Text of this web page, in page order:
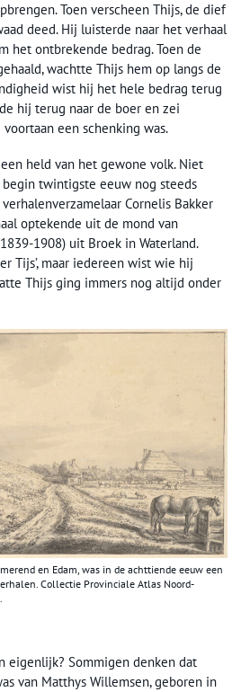
Toen verscheen Thijs, de dief
deed. Hij luisterde naar het verhaal
het ontbrekende bedrag. Toen de
wachtte Thijs hem op langs de
wist hij het hele bedrag terug
hij terug naar de boer en zei
een schenking was.
held van het gewone volk. Niet
twintigste eeuw nog steeds
Cornelis Bakker
optekende uit de mond van
1908) uit Broek in Waterland.
Tijs’, maar iedereen wist wie hij
Thijs ging immers nog altijd onder
en Edam, was in de achttiende eeuw een
Collectie Provinciale Atlas Noord-
eigenlijk? Sommigen denken dat
van Matthys Willemsen, geboren in